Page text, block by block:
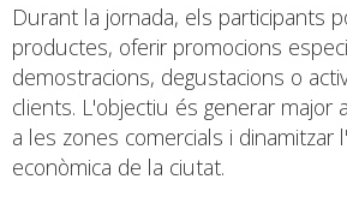
Durant la jornada, els participants
productes, oferir promocions
demostracions, degustacions o
clients. L'objectiu és generar major
a les zones comercials i dinamitzar
econòmica de la ciutat.